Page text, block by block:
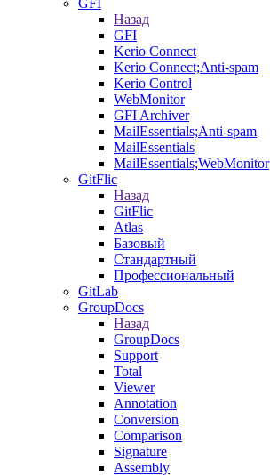
GFI
Назад
GFI
Kerio Connect
Kerio Connect;Anti-spam
Kerio Control
WebMonitor
GFI Archiver
MailEssentials;Anti-spam
MailEssentials
MailEssentials;WebMonitor
GitFlic
Назад
GitFlic
Atlas
Базовый
Стандартный
Профессиональный
GitLab
GroupDocs
Назад
GroupDocs
Support
Total
Viewer
Annotation
Conversion
Comparison
Signature
Assembly